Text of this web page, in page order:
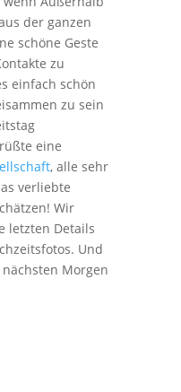
der ganzen
schöne Geste
zu
einfach schön
zu sein
eine
, alle sehr
verliebte
Wir
letzten Details
Und
Morgen